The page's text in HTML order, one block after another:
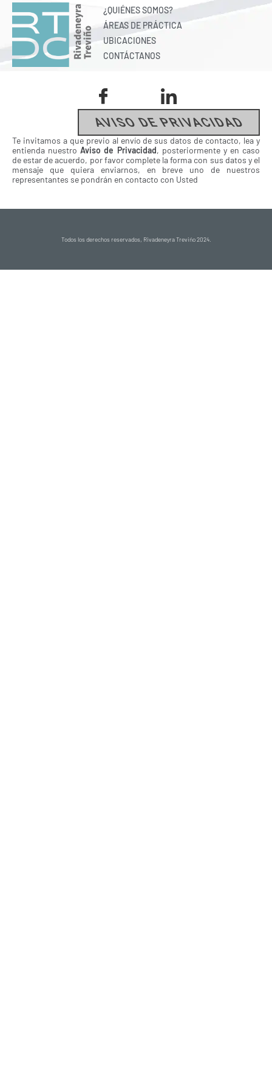
¿QUIÉNES SOMOS?
ÁREAS DE PRÁCTICA
UBICACIONES
CONTÁCTANOS
AVISO DE PRIVACIDAD
Te invitamos a que previo al envío de sus datos de contacto, lea y
entienda nuestroAviso de Privacidad, posteriormente y en caso
de estar de acuerdo, por favor complete la forma con sus datos y el
mensaje que quiera enviarnos, en breve uno de nuestros
representantes se pondrán en contacto con Usted
Todos los derechos reservados, Rivadeneyra Treviño 2024.